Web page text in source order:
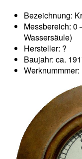
Bezeichnung:
Messbereich: 0
Wassersäule)
Hersteller: ?
Baujahr: ca.
Werknummmer: